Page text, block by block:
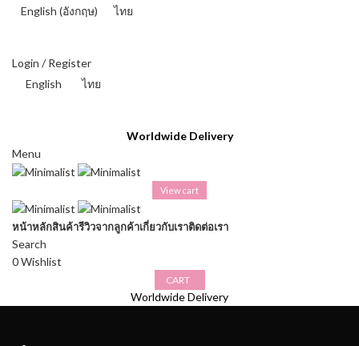
English (อังกฤษ) ไทย
Login / Register
English
ไทย
Worldwide Delivery
Menu
View cart
หน้าหลักสินค้ารีวิวจากลูกค้าเกี่ยวกับเราติดต่อเรา
Search
0Wishlist
CART
Worldwide Delivery